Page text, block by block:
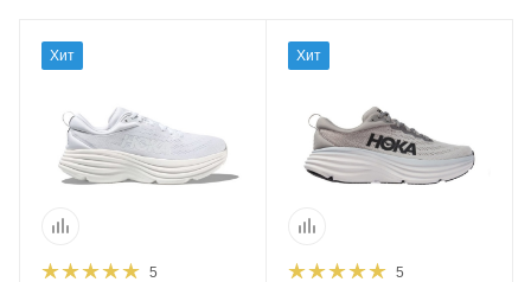
Хит
5
Хит
5